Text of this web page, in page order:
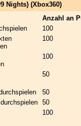
Nights) (Xbox360)
Anzahl an
100
100
100
50
50
50
100